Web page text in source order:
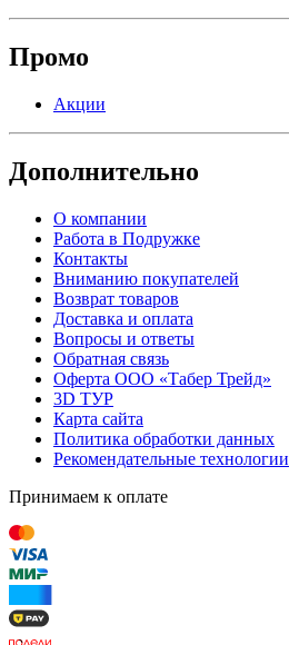
Промо
Акции
Дополнительно
О компании
Работа в Подружке
Контакты
Вниманию покупателей
Возврат товаров
Доставка и оплата
Вопросы и ответы
Обратная связь
Оферта ООО «Табер Трейд»
3D ТУР
Карта сайта
Политика обработки данных
Рекомендательные технологии
Принимаем к оплате